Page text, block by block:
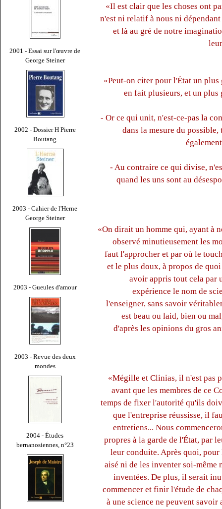
2001 - Essai sur l'œuvre de
George Steiner
2002 - Dossier H Pierre
Boutang
2003 - Cahier de l'Herne
George Steiner
2003 - Gueules d'amour
2003 - Revue des deux
mondes
2004 - Études
bernanosiennes, n°23
«Il est clair que les choses ont
n'est ni relatif à nous ni
et là au gré de notre
«Peut-on citer pour l'État un
en fait plusieurs, et un
- Or ce qui unit, n'est-ce-pas la
dans la mesure du
- Au contraire ce qui divise,
quand les uns sont au
«On dirait un homme qui, ayant à
observé minutieusement les
faut l'approcher et par où le
et le plus doux, à propos de
avoir appris tout cela par
expérience le nom de
l'enseigner, sans savoir
est beau ou laid, bien ou
d'après les opinions du gros
«Mégille et Clinias, il n'est pas
avant que les membres de ce
temps de fixer l'autorité qu'ils
que l'entreprise réussisse, il
entretiens... Nous
propres à la garde de l'État, par
leur conduite. Après quoi,
aisé ni de les inventer soi-même
inventées. De plus, il serait
commencer et finir l'étude de
à une science ne peuvent